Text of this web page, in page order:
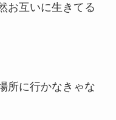
お互いに生きてる
所に行かなきゃな